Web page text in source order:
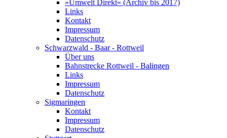
»Umwelt Direkt« (Archiv bis 2017)
Links
Kontakt
Impressum
Datenschutz
Schwarzwald - Baar - Rottweil
Über uns
Bahnstrecke Rottweil - Balingen
Links
Impressum
Datenschutz
Sigmaringen
Kontakt
Impressum
Datenschutz